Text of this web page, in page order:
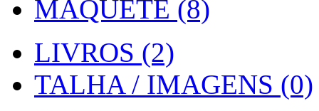
MAQUETE (8)
LIVROS (2)
TALHA / IMAGENS (0)